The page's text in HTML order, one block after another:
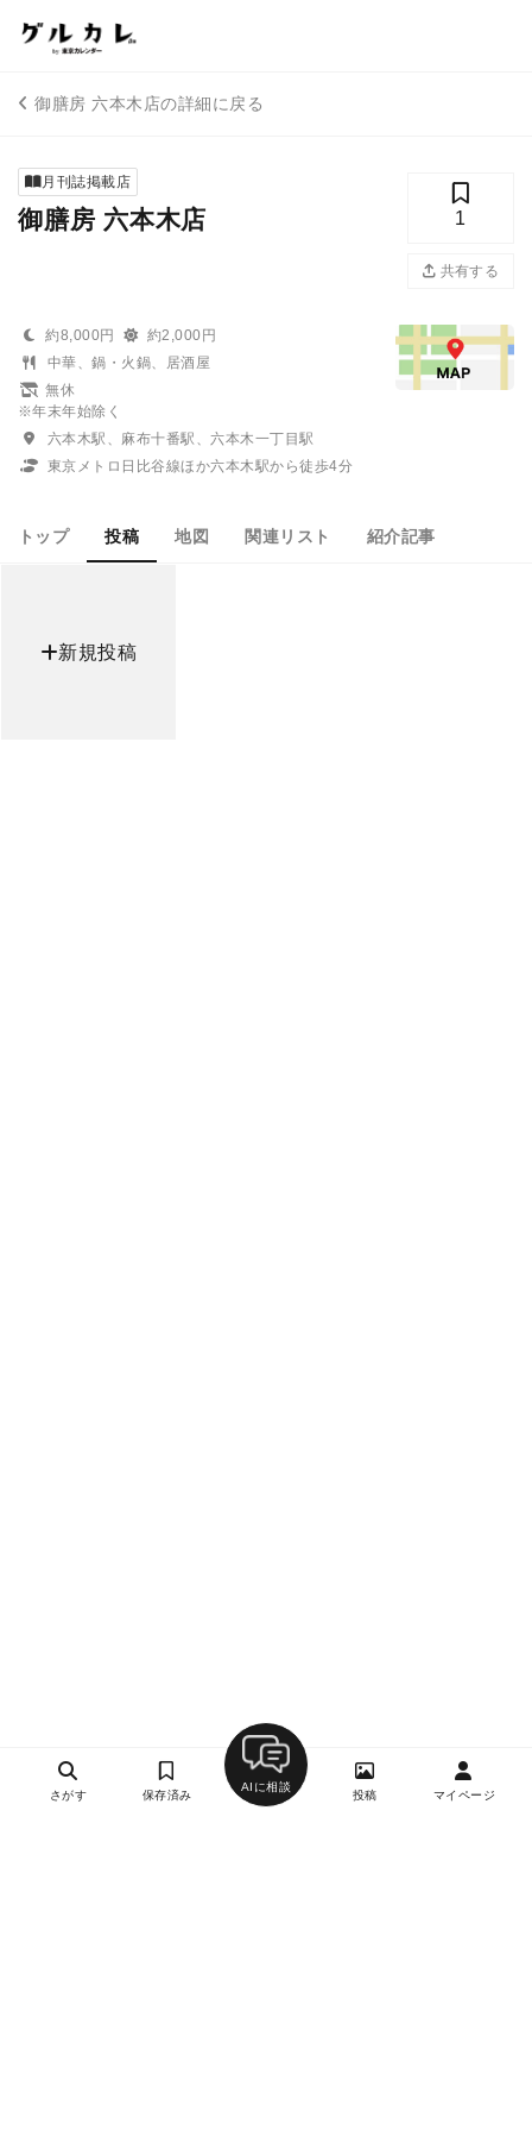
御膳房 六本木店の詳細に戻る
月刊誌掲載店
御膳房 六本木店 1
共有する
約8,000円
約2,000円
中華、鍋・火鍋、居酒屋
無休
※年末年始除く
六本木駅、麻布十番駅、六本木一丁目駅
東京メトロ日比谷線ほか六本木駅から徒歩4分
トップ 投稿 地図 関連リスト 紹介記事
新規投稿
さがす 保存済み
AIに相談
投稿 マイページ